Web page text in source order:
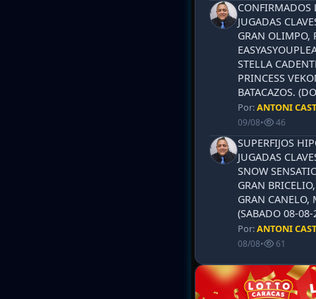
CONFIRMADOS
JUGADAS
GRAN OLIMPO,
STELLA
PRINCESS
BATACAZOS.
Por:ANTONI
09/08• 46
SUPERFIJOS
JUGADAS
SNOW
GRAN
GRAN CANELO,
(SABADO 08-
Por:ANTONI
08/08• 61